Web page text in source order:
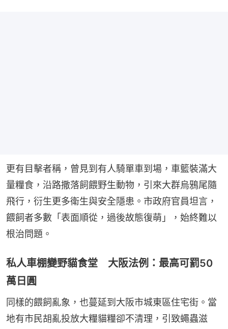
更有目擊者稱，曾見到有人騎單車到場，車籃裝滿大
量糧食，沿路撒落飼餵野生動物，引來大群烏鴉尾隨
飛行，衍生更多衛生與安全隱患。市政府官員坦言，
餵飼者多數「表面順從，過後故態復萌」，始終難以
根治問題。
私人車棚變野貓食堂 大阪法例：最高可罰50
萬日圓
同樣的餵飼亂象，也蔓延到大阪市城東區住宅街。當
地有市民胡亂投放大糧貓糧卻不清理，引致蠅蟲滋